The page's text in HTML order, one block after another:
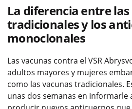
La diferencia entre
tradicionales y los
monoclonales
Las vacunas contra el VSR
adultos mayores y mujeres
como las vacunas tradicionales.
unas dos semanas en informarle